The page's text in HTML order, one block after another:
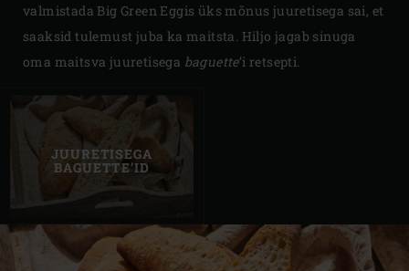
valmistada Big Green Eggis üks mõnus juuretisega sai, et
saaksid tulemust juba ka maitsta. Hiljo jagab sinuga
oma maitsva juuretisega baguette’i retsepti.
JUURETISEGA
BAGUETTE’ID